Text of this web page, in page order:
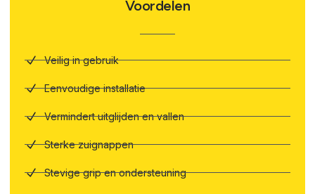
Voordelen
Veilig in gebruik
Eenvoudige installatie
Vermindert uitglijden en vallen
Sterke zuignappen
Stevige grip en ondersteuning